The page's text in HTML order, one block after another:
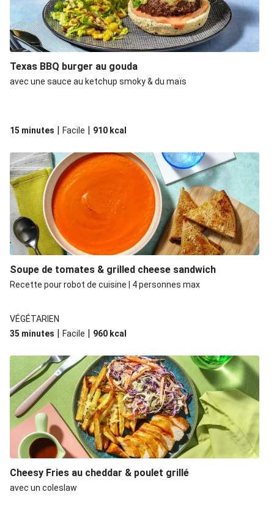
Texas BBQ burger au gouda
avec une sauce au ketchup smoky & du maïs
15 minutes | Facile | 910 kcal
Soupe de tomates & grilled cheese sandwich
Recette pour robot de cuisine | 4 personnes max
VÉGÉTARIEN
35 minutes | Facile | 960 kcal
Cheesy Fries au cheddar & poulet grillé
avec un coleslaw